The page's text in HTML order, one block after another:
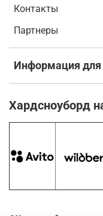
Контакты
Партнеры
Информация для
Хардсноуборд